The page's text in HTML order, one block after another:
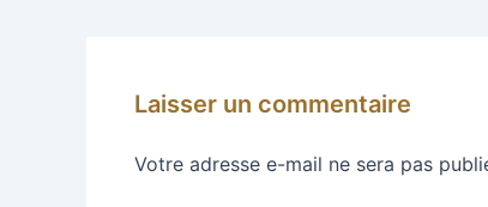
Laisser un commentaire
Votre adresse e-mail ne sera pas